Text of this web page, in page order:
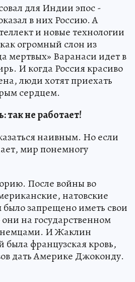
для Индии эпос -
в них Россию. А
и новые технологии
огромный слон из
мертвых» Варанаси идет в
И когда Россия красиво
люди хотят приехать
сердцем.
так не работает!
наивным. Но если
мир понемногу
После войны во
натовские
запрещено иметь свои
на государственном
немцами. И Жаклин
была французская кровь,
дать Америке Джоконду.